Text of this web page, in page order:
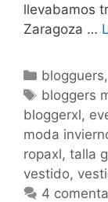
llevabamos
Zaragoza …
Categorías
blogguers,
Etiquetas
bloggers
bloggerxl,
moda
ropaxl, talla
vestido,
4